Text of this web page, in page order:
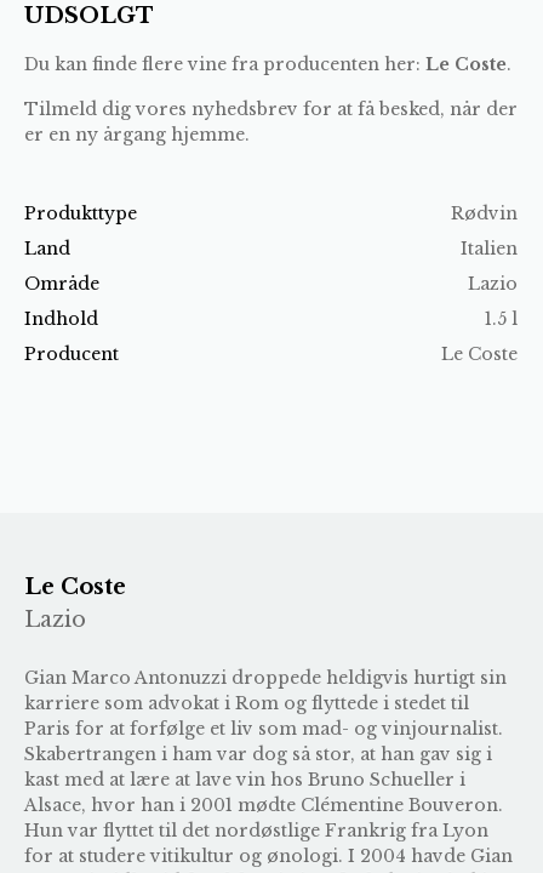
Produkttype
Rødvin
Land
Italien
Område
Lazio
Indhold
1.5 l
Producent
Le Coste
UDSOLGT
Du kan finde flere vine fra producenten her: Le Coste.
Tilmeld dig vores nyhedsbrev for at få besked, når der
er en ny årgang hjemme.
Le Coste
Lazio
Gian Marco Antonuzzi droppede heldigvis hurtigt sin
karriere som advokat i Rom og flyttede i stedet til
Paris for at forfølge et liv som mad- og vinjournalist.
Skabertrangen i ham var dog så stor, at han gav sig i
kast med at lære at lave vin hos Bruno Schueller i
Alsace, hvor han i 2001 mødte Clémentine Bouveron.
Hun var flyttet til det nordøstlige Frankrig fra Lyon
for at studere vitikultur og ønologi. I 2004 havde Gian